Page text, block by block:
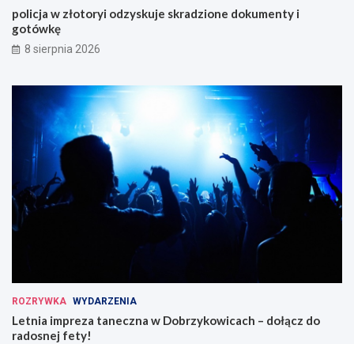
policja w złotoryi odzyskuje skradzione dokumenty i
gotówkę
8 sierpnia 2026
ROZRYWKA WYDARZENIA
Letnia impreza taneczna w Dobrzykowicach – dołącz do
radosnej fety!